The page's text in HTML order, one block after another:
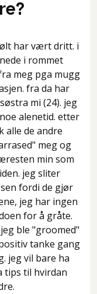
har vært dritt. i
i rommet
meg pga mugg
fra da har
mi (24). jeg
alenetid. etter
alle de andre
meg og
min som
jeg sliter
fordi de gjør
jeg har ingen
for å gråte.
ble "groomed"
tanke gang
jeg vil bare ha
tips til hvirdan